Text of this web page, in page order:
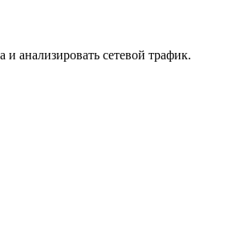
анализировать сетевой трафик.